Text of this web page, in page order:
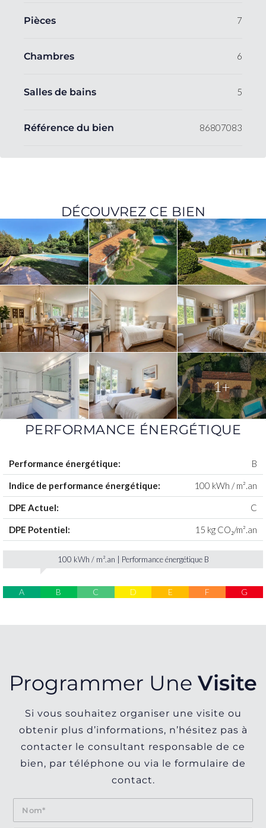
Pièces 7
Chambres 6
Salles de bains 5
Référence du bien 86807083
DÉCOUVREZ CE BIEN
1+
PERFORMANCE ÉNERGÉTIQUE
Performance énergétique: B
Indice de performance énergétique: 100 kWh / m².an
DPE Actuel: C
DPE Potentiel: 15 kg CO₂/m².an
100 kWh / m².an | Performance énergétique B
A B C D E F G
Programmer Une Visite
Si vous souhaitez organiser une visite ou
obtenir plus d’informations, n’hésitez pas à
contacter le consultant responsable de ce
bien, par téléphone ou via le formulaire de
contact.